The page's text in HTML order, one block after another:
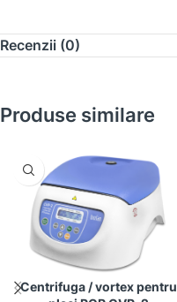
Recenzii (0)
Produse similare
Centrifuga / vortex pentru